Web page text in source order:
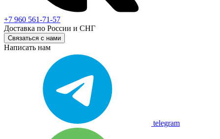
+7 960 561-71-57
Доставка по России и СНГ
Связаться с нами
Написать нам
telegram